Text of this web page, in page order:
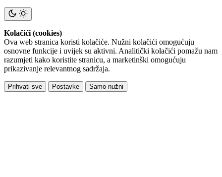
Kolačići (cookies)
Ova web stranica koristi kolačiće. Nužni kolačići omogućuju
osnovne funkcije i uvijek su aktivni. Analitički kolačići pomažu nam
razumjeti kako koristite stranicu, a marketinški omogućuju
prikazivanje relevantnog sadržaja.
Prihvati sve Postavke Samo nužni